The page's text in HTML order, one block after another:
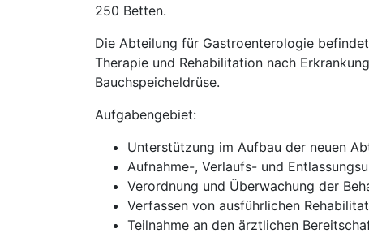
250 Betten.
Die Abteilung für Gastroenterologie
Therapie und Rehabilitation nach
Bauchspeicheldrüse.
Aufgabengebiet:
Unterstützung im Aufbau der neuen
Aufnahme-, Verlaufs- und
Verordnung und Überwachung der
Verfassen von ausführlichen
Teilnahme an den ärztlichen